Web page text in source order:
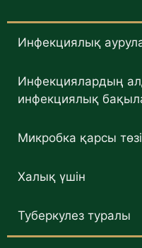
Инфекциялық
Инфекциялардың
инфекциялық
Микробка қарсы
Халық үшін
Туберкулез туралы